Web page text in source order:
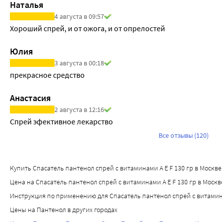
кожи, поддерживают собственные защитные функции
• Аллантоин, также входящий в состав средства, является
высокоэффективного регенерирующего средства.
• Комплекс пептидов активирует синтез новых клеток кожи
При применении СПАСАТЕЛЬ Пантенол образует стойкую
Наталья
4 августа в 09:57
Хороший спрей, и от ожога, и от опрелостей
Юлия
3 августа в 00:18
прекрасное средство
Анастасия
2 августа в 12:16
Спрей эфективное лекарство
Все отзывы (120)
Купить Спасатель пантенол спрей с витаминами A E F 130 гр в
Цена на Спасатель пантенол спрей с витаминами A E F 130 гр в
Инструкция по применению для Спасатель пантенол спрей с
Цены на Пантенол в других городах